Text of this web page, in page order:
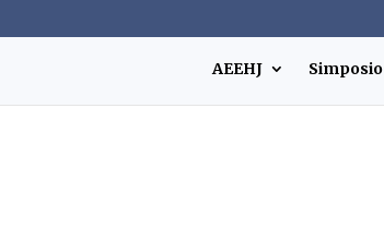
AEEHJ Simposio